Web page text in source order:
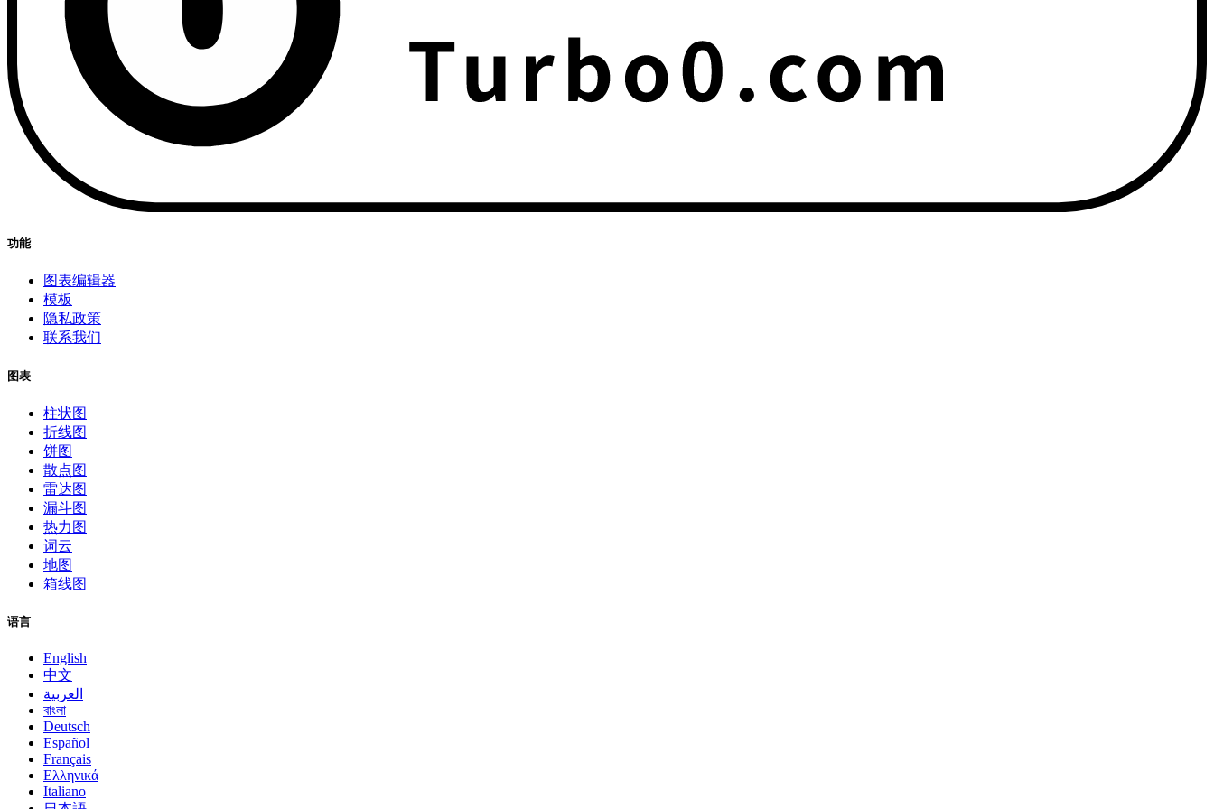
功能
图表编辑器
模板
隐私政策
联系我们
图表
柱状图
折线图
饼图
散点图
雷达图
漏斗图
热力图
词云
地图
箱线图
语言
English
中文
العربية
বাংলা
Deutsch
Español
Français
Ελληνικά
Italiano